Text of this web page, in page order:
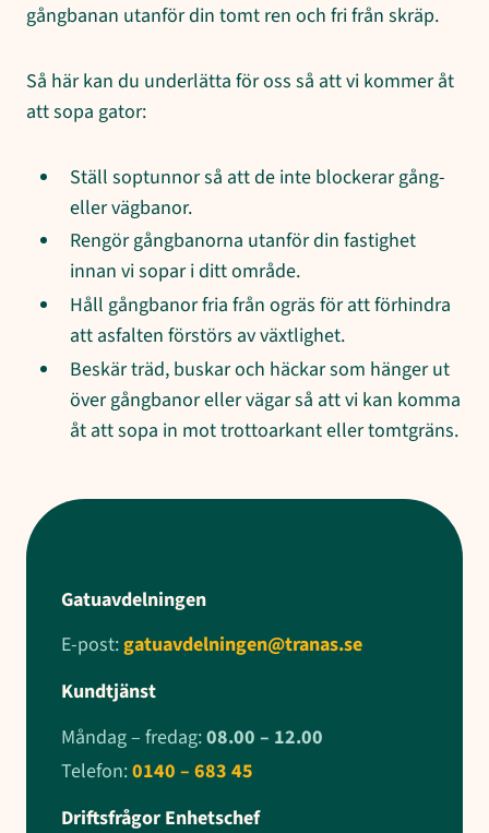
gångbanan utanför din tomt ren och fri från skräp.
Så här kan du underlätta för oss så att vi kommer åt
att sopa gator:
Ställ soptunnor så att de inte blockerar gång-
eller vägbanor.
Rengör gångbanorna utanför din fastighet
innan vi sopar i ditt område.
Håll gångbanor fria från ogräs för att förhindra
att asfalten förstörs av växtlighet.
Beskär träd, buskar och häckar som hänger ut
över gångbanor eller vägar så att vi kan komma
åt att sopa in mot trottoarkant eller tomtgräns.
Gatuavdelningen
E-post: gatuavdelningen@tranas.se
Kundtjänst
Måndag – fredag:08.00 – 12.00
Telefon:0140 – 683 45
Driftsfrågor Enhetschef